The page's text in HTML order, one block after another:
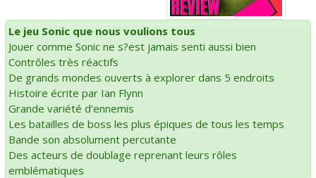
Le jeu Sonic que nous voulions tous
Jouer comme Sonic ne s?est jamais senti aussi bien
Contrôles très réactifs
De grands mondes ouverts à explorer dans 5 endroits
Histoire écrite par Ian Flynn
Grande variété d'ennemis
Les batailles de boss les plus épiques de tous les temps
Bande son absolument percutante
Des acteurs de doublage reprenant leurs rôles
emblématiques